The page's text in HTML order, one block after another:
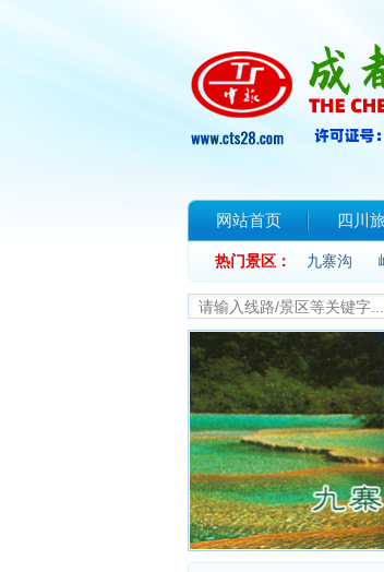
网站首页 四川
联系我们
热门景区： 九寨沟